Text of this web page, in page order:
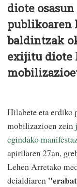
diote
publikoaren
baldintzak
exijitu diote
Hilabete eta erdiko
mobilizazioen zein
egindako
apirilaren 27an,
Lehen Arretako
deialdiaren